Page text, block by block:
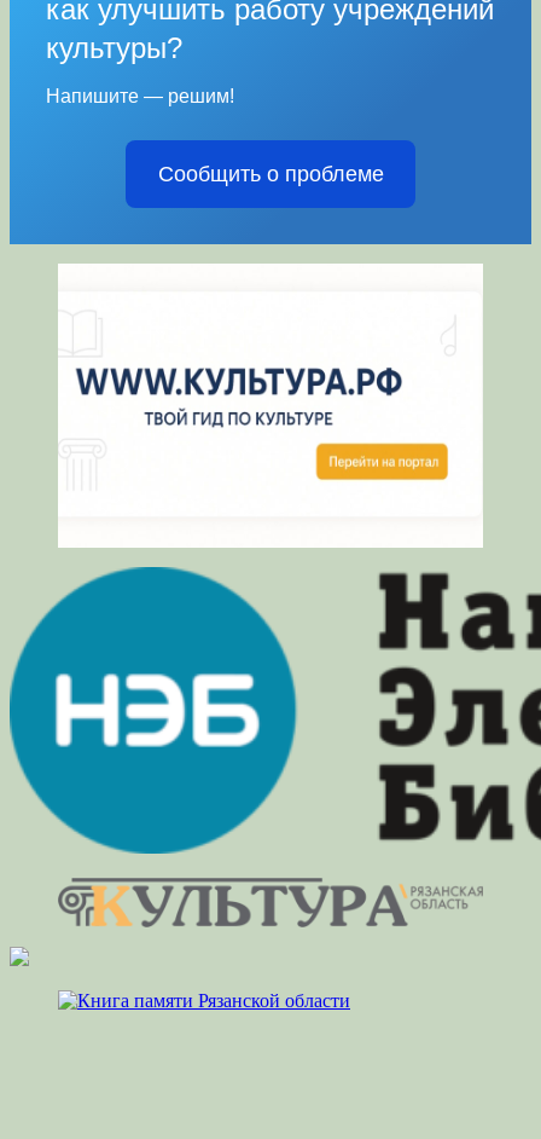
как улучшить работу учреждений
культуры?
Напишите — решим!
Сообщить о проблеме